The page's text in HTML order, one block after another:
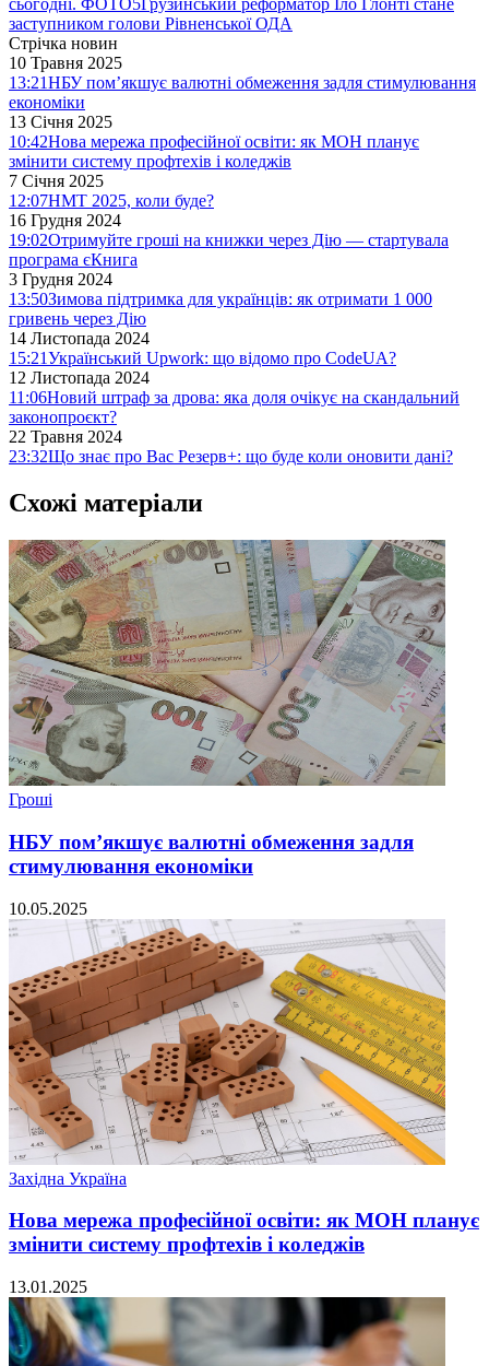
сьогодні. ФОТО5Грузинський реформатор Іло Глонті стане
заступником голови Рівненської ОДА
Стрічка новин
10 Травня 2025
13:21НБУ пом’якшує валютні обмеження задля стимулювання
економіки
13 Січня 2025
10:42Нова мережа професійної освіти: як МОН планує
змінити систему профтехів і коледжів
7 Січня 2025
12:07НМТ 2025, коли буде?
16 Грудня 2024
19:02Отримуйте гроші на книжки через Дію — стартувала
програма єКнига
3 Грудня 2024
13:50Зимова підтримка для українців: як отримати 1 000
гривень через Дію
14 Листопада 2024
15:21Український Upwork: що відомо про CodeUA?
12 Листопада 2024
11:06Новий штраф за дрова: яка доля очікує на скандальний
законопроєкт?
22 Травня 2024
23:32Що знає про Вас Резерв+: що буде коли оновити дані?
Схожі матеріали
Гроші
НБУ пом’якшує валютні обмеження задля
стимулювання економіки
10.05.2025
Західна Україна
Нова мережа професійної освіти: як МОН планує
змінити систему профтехів і коледжів
13.01.2025